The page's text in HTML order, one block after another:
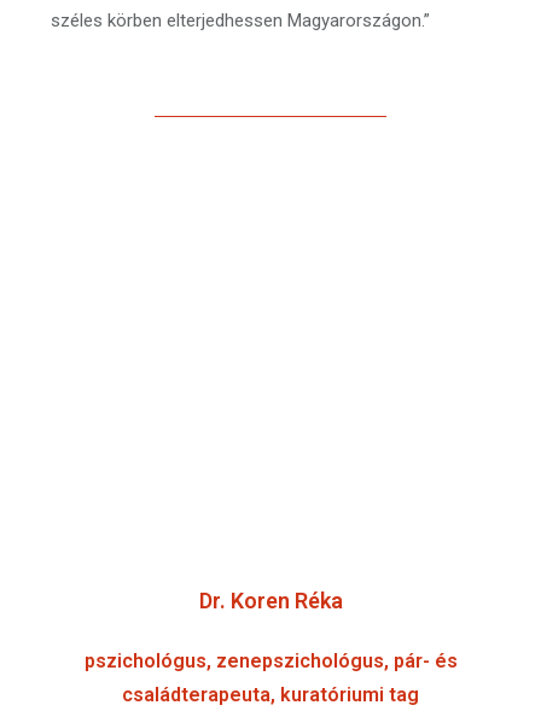
széles körben elterjedhessen Magyarországon.”
Dr. Koren Réka
pszichológus, zenepszichológus, pár- és
családterapeuta, kuratóriumi tag